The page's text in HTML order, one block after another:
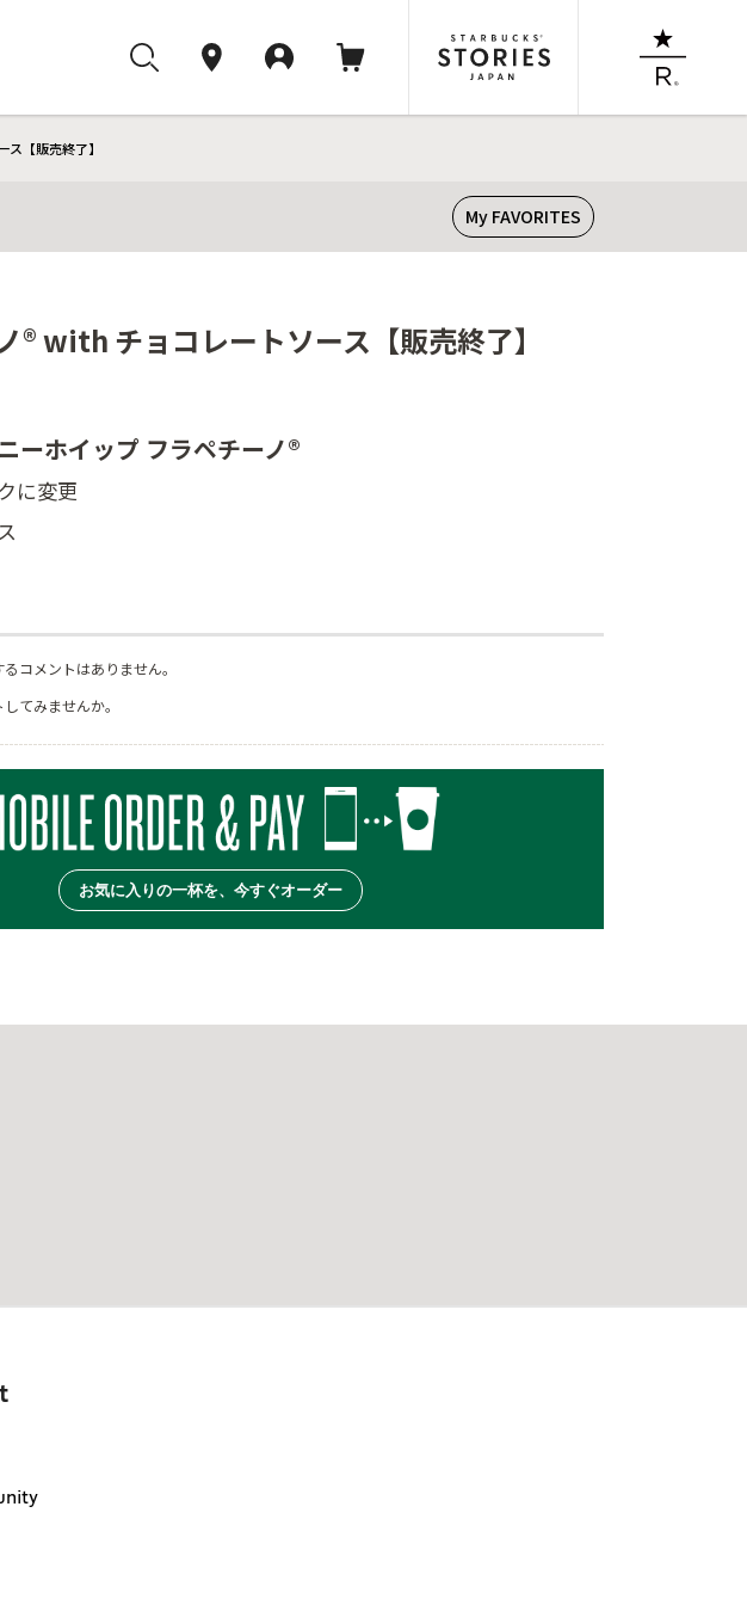
【販売終了】
My FAVORITES
® with チョコレートソース【販売終了】
ーホイップ フラペチーノ®
に変更
コメントはありません。
てみませんか。
お気に入りの一杯を、今すぐオーダー